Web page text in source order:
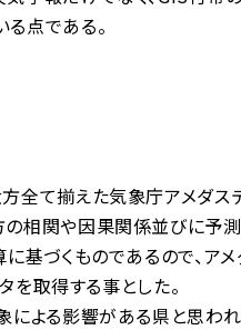
点である。
て揃えた気象庁アメダス
相関や因果関係並びに予
づくものであるので、ア
取得する事とした。
よる影響がある県と思わ